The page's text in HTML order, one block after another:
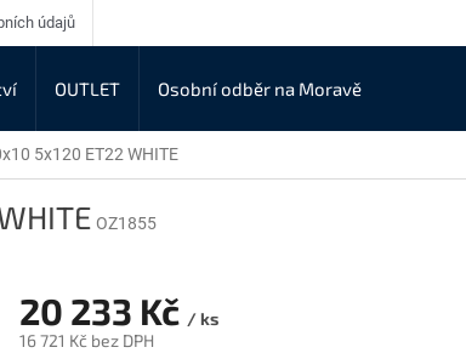
údajů
OUTLET Osobní odběr na Moravě
5x120 ET22 WHITE
OZ1855
20 233 Kč / ks
16 721 Kč bez DPH